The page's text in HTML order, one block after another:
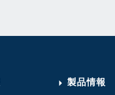
製品情報